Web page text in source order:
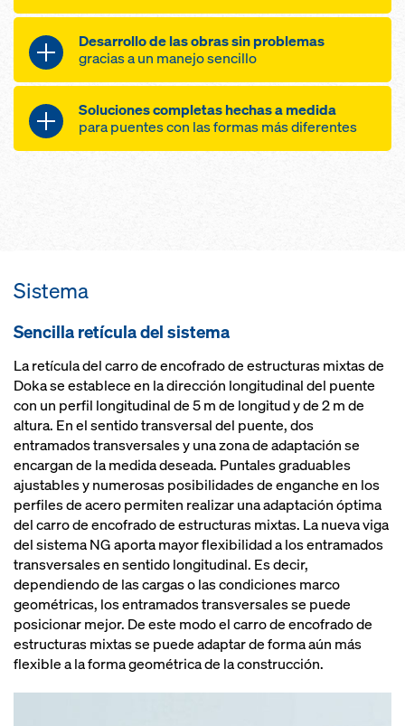
pocas piezas que se pueden
combinar de múltiples formas
elevado nivel de seguridad para un
trabajo rápido
Desarrollo de las obras sin problemas
gracias a un manejo sencillo
reducido peso propio y elevada
capacidad de carga
Soluciones completas hechas a medida
para puentes con las formas más diferentes
unidad adaptada
Sistema
Sencilla retícula del sistema
La retícula del carro de encofrado de estructuras mixtas de
Doka se establece en la dirección longitudinal del puente
con un perfil longitudinal de 5 m de longitud y de 2 m de
altura. En el sentido transversal del puente, dos
entramados transversales y una zona de adaptación se
encargan de la medida deseada. Puntales graduables
ajustables y numerosas posibilidades de enganche en los
perfiles de acero permiten realizar una adaptación óptima
del carro de encofrado de estructuras mixtas. La nueva viga
del sistema NG aporta mayor flexibilidad a los entramados
transversales en sentido longitudinal. Es decir,
dependiendo de las cargas o las condiciones marco
geométricas, los entramados transversales se puede
posicionar mejor. De este modo el carro de encofrado de
estructuras mixtas se puede adaptar de forma aún más
flexible a la forma geométrica de la construcción.